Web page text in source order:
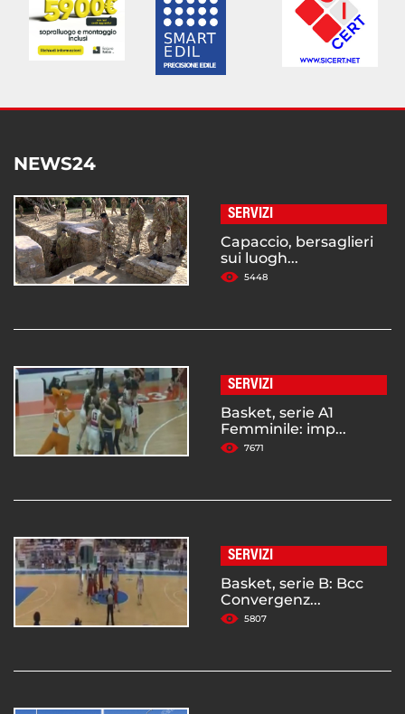
NEWS24
SERVIZI
Capaccio, bersaglieri
sui luogh...
5448
SERVIZI
Basket, serie A1
Femminile: imp...
7671
SERVIZI
Basket, serie B: Bcc
Convergenz...
5807